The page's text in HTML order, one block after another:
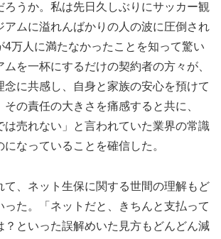
ろうか。私は先日久しぶりにサッカー観
アムに溢れんばかりの人の波に圧倒され
4万人に満たなかったことを知って驚い
を一杯にするだけの契約者の方々が、
念に共感し、自身と家族の安心を預けて
その責任の大きさを痛感すると共に、
は売れない」と言われていた業界の常識
なっていることを確信した。
て、ネット生保に関する世間の理解もど
った。「ネットだと、きちんと支払って
？といった誤解めいた見方もどんどん減